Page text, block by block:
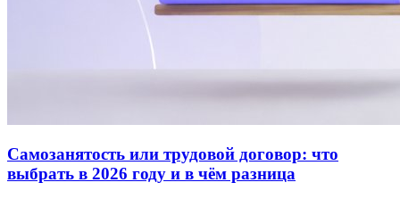
Самозанятость или трудовой договор: что
выбрать в 2026 году и в чём разница